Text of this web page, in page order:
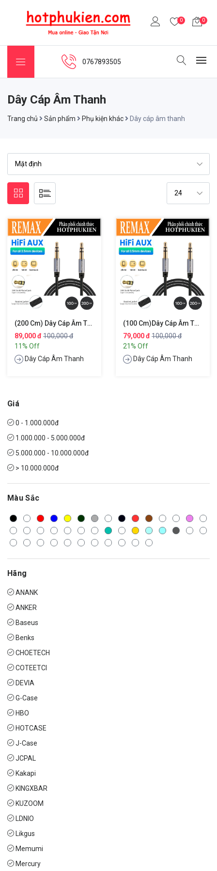
0 0
0767893505
Dây Cáp Âm Thanh
Trang chủ Sản phẩm Phụ kiện khác Dây cáp âm thanh
(200 Cm) Dây Cáp Âm Thanh Hifi AUX 3.5mm Audio Hiệu Remax RL-L200 Truyền Tải Âm Thanh Chất Lượng Cao Đầu Cáp Mạ Vàng, Công Nghệ Chống Đứt Gãy (giao Màu Ngẫu Nhiên) (bảo Hành 3 Tháng 1 Đổi 1)
89,000 đ 100,000 đ
11% Off
Dây Cáp Âm Thanh
(100 Cm)Dây Cáp Âm Thanh Hifi AUX 3.5mm Audio Hiệu Remax RL-L100 Truyền Tải Âm Thanh Chất Lượng Cao Đầu Cáp Mạ Vàng, Công Nghệ Chống Đứt Gãy (giao Màu Ngẫu Nhiên) (bảo Hành 3 Tháng 1 Đổi 1)
79,000 đ 100,000 đ
21% Off
Dây Cáp Âm Thanh
Giá
0 - 1.000.000đ
1.000.000 - 5.000.000đ
5.000.000 - 10.000.000đ
> 10.000.000đ
Màu Sắc
Hãng
ANANK
ANKER
Baseus
Benks
CHOETECH
COTEETCI
DEVIA
G-Case
HBO
HOTCASE
J-Case
JCPAL
Kakapi
KINGXBAR
KUZOOM
LDNIO
Likgus
Memumi
Mercury